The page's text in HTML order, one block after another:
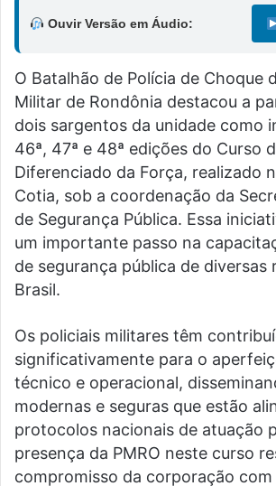
Ouvir Versão em Áudio:
O Batalhão de Polícia de Choque
Militar de Rondônia destacou a
dois sargentos da unidade como
46ª, 47ª e 48ª edições do Curso
Diferenciado da Força, realizado
Cotia, sob a coordenação da
de Segurança Pública. Essa
um importante passo na
de segurança pública de diversas
Brasil.
Os policiais militares têm
significativamente para o
técnico e operacional,
modernas e seguras que estão
protocolos nacionais de atuação
presença da PMRO neste curso
compromisso da corporação